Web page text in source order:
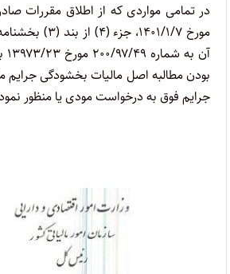
بودن مطالبه اصل مالیات بخشودگی جرایم
جرایم فوق به درخواست مودی یا منظور